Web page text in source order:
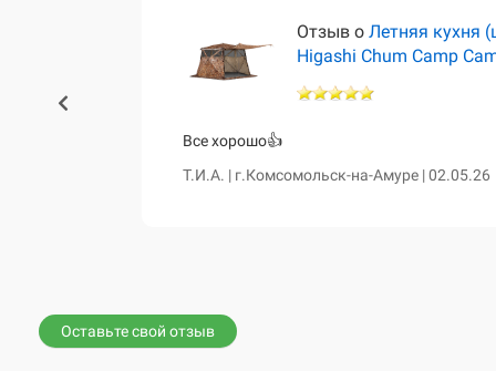
Отзыв о Летняя кухня
Higashi Chum Camp
Все хорошо👍
Т.И.А. | г.Комсомольск-на-Амуре | 02.05.26
Оставьте свой отзыв